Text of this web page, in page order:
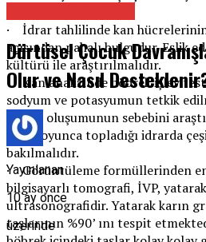
· İdrar tahlilinde kan
açısından pahalı bulgudur. Eşlik
kültürü ile araştırılmalıdır.
· Kan analizinde böbrek işlev
sodyum ve potasyumun tetkik
· Taş oluşumunun sebebini
saat boyunca topladığı idrarda
bakılmalıdır.
· Görüntüleme formüllerinden
bilgisayarlı tomografi, İVP,
ultrasonografidir. Yatarak karın
taşlarının %90’ ını tespit
Dürtüsel Çocuk
Olur ve Nasıl
Yayınlanan
10 ay önce
üzerinde